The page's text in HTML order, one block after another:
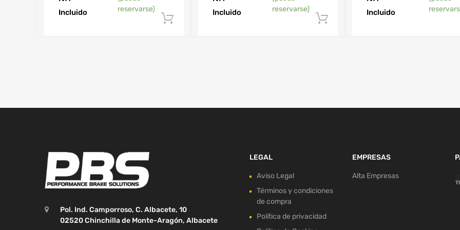
Incluido
reservarse)
Añadir al carrito
Incluido
reservarse)
Añadir al carrito
Incluido
Pol. Ind. Camporroso, C. Albacete, 10
02520 Chinchilla de Monte-Aragón, Albacete
LEGAL
Aviso Legal
Términos y condiciones
de compra
Política de privacidad
EMPRESAS
Alta Empresas